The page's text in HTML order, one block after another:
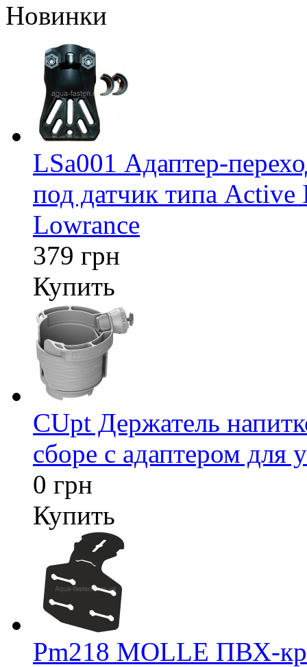
Новинки
LSa001 Адаптер-
под датчик типа Active
Lowrance
379 грн
Купить
CUpt Держатель
сборе с адаптером для
0 грн
Купить
Pm218 MOLLE ПВХ-